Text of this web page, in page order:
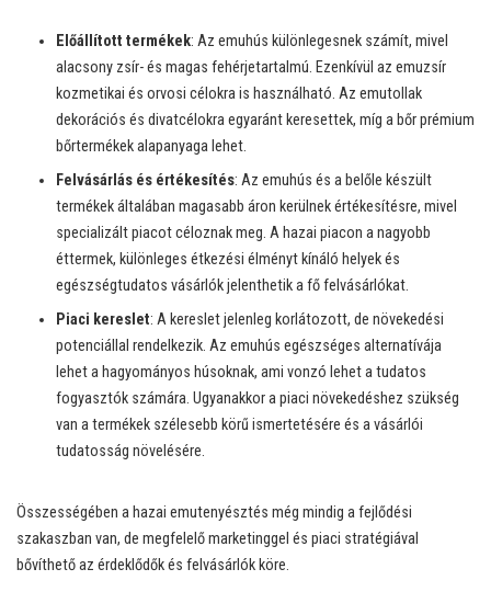
Előállított termékek: Az emuhús különlegesnek számít, mivel
alacsony zsír- és magas fehérjetartalmú. Ezenkívül az emuzsír
kozmetikai és orvosi célokra is használható. Az emutollak
dekorációs és divatcélokra egyaránt keresettek, míg a bőr prémium
bőrtermékek alapanyaga lehet.
Felvásárlás és értékesítés: Az emuhús és a belőle készült
termékek általában magasabb áron kerülnek értékesítésre, mivel
specializált piacot céloznak meg. A hazai piacon a nagyobb
éttermek, különleges étkezési élményt kínáló helyek és
egészségtudatos vásárlók jelenthetik a fő felvásárlókat.
Piaci kereslet: A kereslet jelenleg korlátozott, de növekedési
potenciállal rendelkezik. Az emuhús egészséges alternatívája
lehet a hagyományos húsoknak, ami vonzó lehet a tudatos
fogyasztók számára. Ugyanakkor a piaci növekedéshez szükség
van a termékek szélesebb körű ismertetésére és a vásárlói
tudatosság növelésére.
Összességében a hazai emutenyésztés még mindig a fejlődési
szakaszban van, de megfelelő marketinggel és piaci stratégiával
bővíthető az érdeklődők és felvásárlók köre.